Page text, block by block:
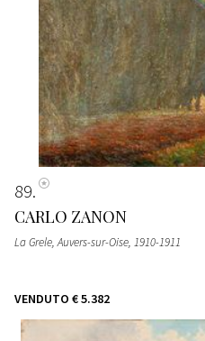
89
CARLO ZANON
La Grele, Auvers-sur-Oise, 1910-1911
VENDUTO € 5.382